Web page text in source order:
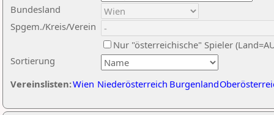
Sortierung
Bundesland
Spgem./Kreis/Verein
Nur "österreichische" Spieler
Vereinslisten:Wien Niederösterreich Burgenland